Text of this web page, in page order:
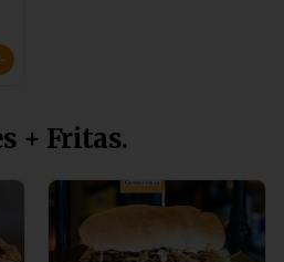
+ Fritas.